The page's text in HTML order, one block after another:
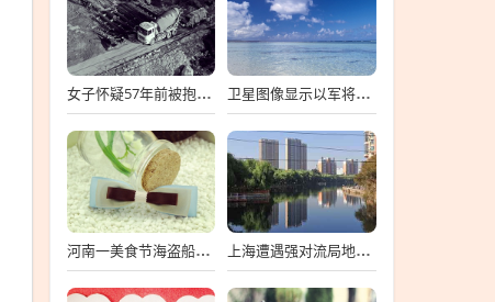
女子怀疑57年前被抱错 寻亲生父母 卫星图像显示以军将有大动作
河南一美食节海盗船拦腰折断 上海遭遇强对流局地半小时降温13℃